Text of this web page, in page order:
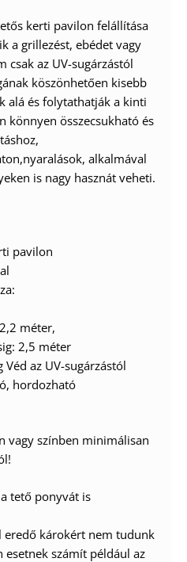
kerti pavilon felállítása
a grillezést, ebédet vagy
csak az UV-sugárzástól
köszönhetően kisebb
alá és folytathatják a kinti
könnyen összecsukható és
alkalmával
is nagy hasznát veheti.
pavilon
méter,
2,5 méter
az UV-sugárzástól
hordozható
vagy színben minimálisan
tető ponyvát is
eredő károkért nem tudunk
számít például az